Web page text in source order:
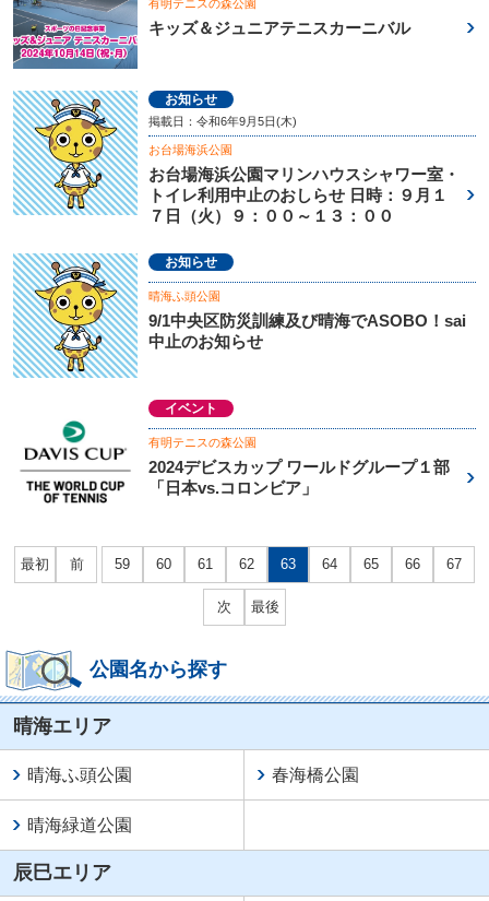
有明テニスの森公園
キッズ＆ジュニアテニスカーニバル
お知らせ
掲載日：令和6年9月5日(木)
お台場海浜公園
お台場海浜公園マリンハウスシャワー室・
トイレ利用中止のおしらせ 日時：９月１
７日（火）９：００～１３：００
お知らせ
晴海ふ頭公園
9/1中央区防災訓練及び晴海でASOBO！sai
中止のお知らせ
イベント
有明テニスの森公園
2024デビスカップ ワールドグループ１部
「日本vs.コロンビア」
最初 前 59 60 61 62 63 64 65 66 67
次 最後
公園名から探す
晴海エリア
晴海ふ頭公園 春海橋公園
晴海緑道公園
辰巳エリア